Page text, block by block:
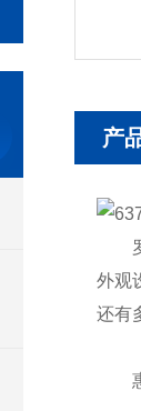
产
罗
外观
还有
惠